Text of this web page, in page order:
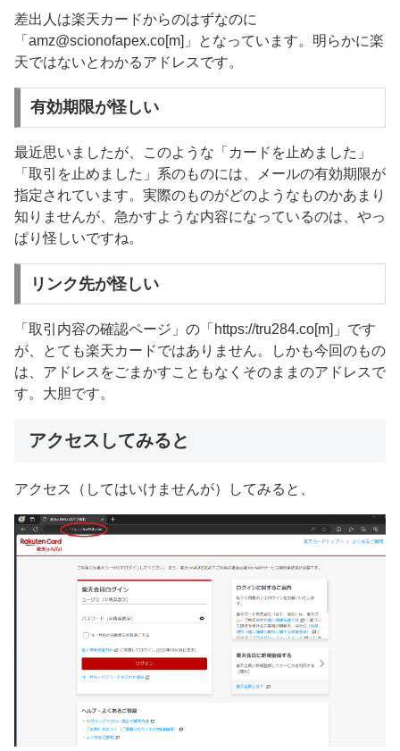
差出人は楽天カードからのはずなのに
「amz@scionofapex.co[m]」となっています。明らかに楽
天ではないとわかるアドレスです。
有効期限が怪しい
最近思いましたが、このような「カードを止めました」
「取引を止めました」系のものには、メールの有効期限が
指定されています。実際のものがどのようなものかあまり
知りませんが、急かすような内容になっているのは、やっ
ぱり怪しいですね。
リンク先が怪しい
「取引内容の確認ページ」の「https://tru284.co[m]」です
が、とても楽天カードではありません。しかも今回のもの
は、アドレスをごまかすこともなくそのままのアドレスで
す。大胆です。
アクセスしてみると
アクセス（してはいけませんが）してみると、